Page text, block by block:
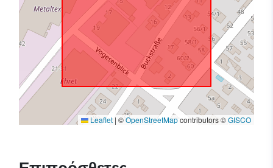
Leaflet | ©OpenStreetMapcontributors ©GISCO